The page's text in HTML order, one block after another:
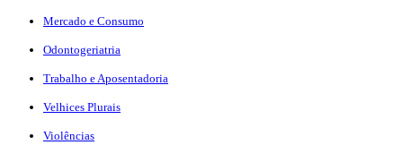
Mercado e Consumo
Odontogeriatria
Trabalho e Aposentadoria
Velhices Plurais
Violências